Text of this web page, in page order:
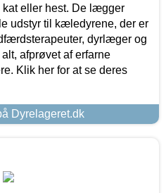
kat eller hest. De lægger
udstyr til kæledyrene, der er
dyrlæger og
afprøvet af erfarne
Klik her for at se deres
Dyrelageret.dk